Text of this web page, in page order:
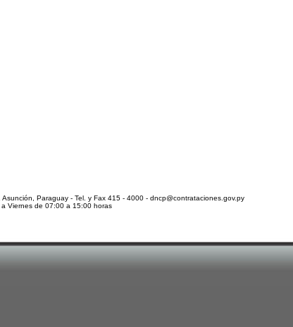
Paraguay - Tel. y Fax 415 - 4000 - dncp@contrataciones.gov.py
Viernes de 07:00 a 15:00 horas